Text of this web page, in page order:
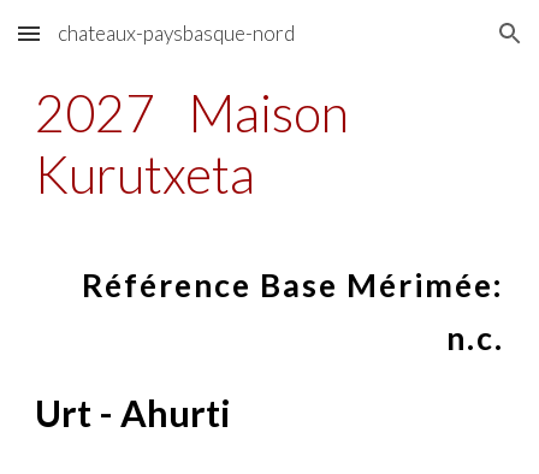
Skip to main content Skip to navigation
chateaux-paysbasque-nord
2027
Maison
Kurutxeta
Référence Base Mérimée:
n.c.
Urt - Ahurti